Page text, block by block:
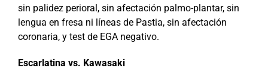
sin palidez perioral, sin afectación palmo-plantar, sin
lengua en fresa ni líneas de Pastia, sin afectación
coronaria, y test de EGA negativo.
Escarlatina vs. Kawasaki